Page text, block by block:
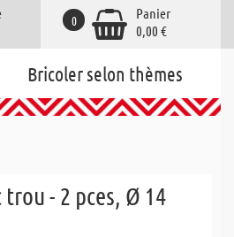
Panier
0,00 €
0
Bricoler selon thèmes
- 2 pces, Ø 14